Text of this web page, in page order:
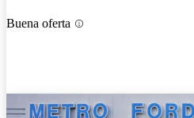
Buena oferta